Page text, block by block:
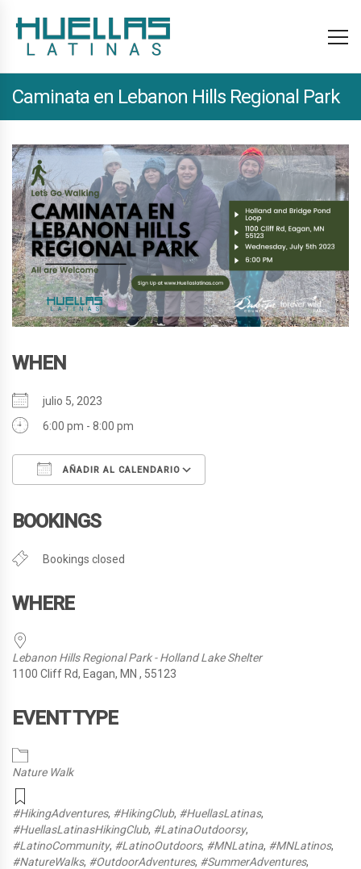
Caminata en Lebanon Hills Regional Park
WHEN
julio 5, 2023
6:00 pm - 8:00 pm
AÑADIR AL CALENDARIO
BOOKINGS
Bookings closed
WHERE
Lebanon Hills Regional Park - Holland Lake Shelter
1100 Cliff Rd, Eagan, MN , 55123
EVENT TYPE
Nature Walk
#HikingAdventures, #HikingClub, #HuellasLatinas,
#HuellasLatinasHikingClub, #LatinaOutdoorsy,
#LatinoCommunity, #LatinoOutdoors, #MNLatina, #MNLatinos,
#NatureWalks, #OutdoorAdventures, #SummerAdventures,